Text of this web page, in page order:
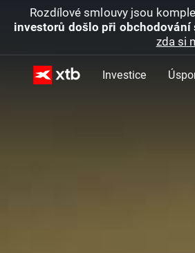
Rozdílové smlouvy jsou
investorů došlo při
zda si
Investice